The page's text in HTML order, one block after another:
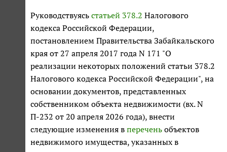
Руководствуясь статьей 378.2 Налогового
кодекса Российской Федерации,
постановлением Правительства Забайкальского
края от 27 апреля 2017 года N 171 "О
реализации некоторых положений статьи 378.2
Налогового кодекса Российской Федерации", на
основании документов, представленных
собственником объекта недвижимости (вх. N
П-232 от 20 апреля 2026 года), внести
следующие изменения в перечень объектов
недвижимого имущества, указанных в